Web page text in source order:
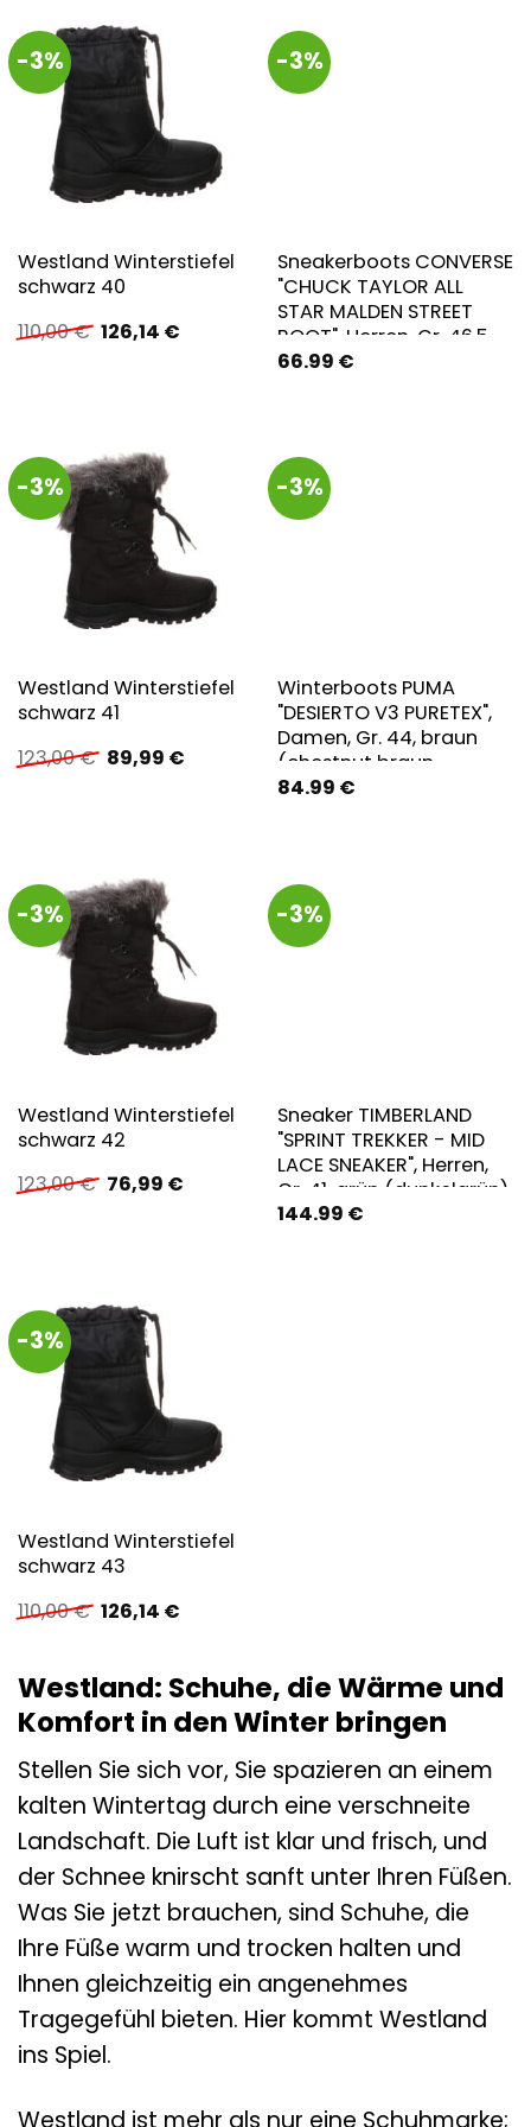
-3%
Westland Winterstiefel
schwarz 40
110,00€ Ursprünglicher
Preis
126,14 €Aktueller
-3%
Sneakerboots CONVERSE
"CHUCK TAYLOR ALL
STAR MALDEN STREET
BOOT", Herren, Gr. 46,5,
braun (surplus olive,
Winterschuhe,
Schnürboots, gefüttert,
wasserabweisend
66.99 €
-3%
Westland Winterstiefel
schwarz 41
123,00€ Ursprünglicher
Preis
89,99 €Aktueller
-3%
Winterboots PUMA
"DESIERTO V3 PURETEX",
Damen, Gr. 44, braun
(chestnut braun,
chestnut braun, new
Winterschuhe,
wasserdicht
84.99 €
-3%
Westland Winterstiefel
schwarz 42
123,00€ Ursprünglicher
Preis
76,99 €Aktueller
-3%
Sneaker TIMBERLAND
"SPRINT TREKKER - MID
LACE SNEAKER", Herren,
Gr. 41, grün (dunkelgrün),
Leder, Schuhe Sneaker,
144.99 €
-3%
Westland Winterstiefel
schwarz 43
110,00€ Ursprünglicher
Preis
126,14 €Aktueller
Westland: Schuhe, die Wärme und
Komfort in den Winter bringen
Stellen Sie sich vor, Sie spazieren an einem
kalten Wintertag durch eine verschneite
Landschaft. Die Luft ist klar und frisch, und
der Schnee knirscht sanft unter Ihren Füßen.
Was Sie jetzt brauchen, sind Schuhe, die
Ihre Füße warm und trocken halten und
Ihnen gleichzeitig ein angenehmes
Tragegefühl bieten. Hier kommt Westland
ins Spiel.